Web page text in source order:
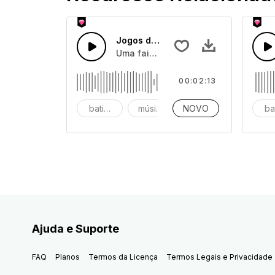
Jogos de pista
Uma faixa pop crescente
batidas música instrumental
00:02:13
NOVO
Ajuda e Suporte
FAQ Planos Termos da Licença Termos Legais e Privacidade